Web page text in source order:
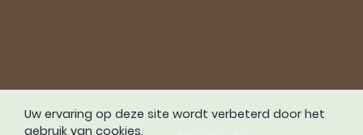
Uw ervaring op deze site wordt verbeterd door het
gebruik van cookies.